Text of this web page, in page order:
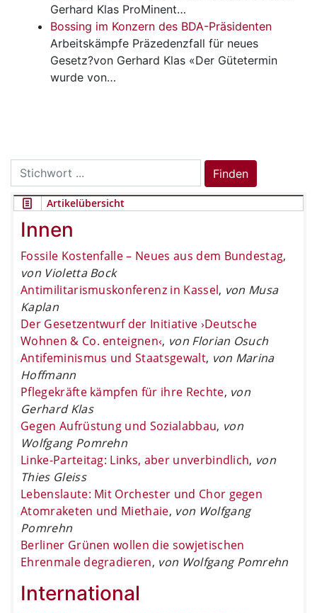
Gerhard Klas ProMinent…
Bossing im Konzern des BDA-Präsidenten
Arbeitskämpfe Präzedenzfall für neues
Gesetz?von Gerhard Klas «Der Gütetermin
wurde von…
Search
for:
Finden
Artikelübersicht
Innen
Fossile Kostenfalle – Neues aus dem Bundestag,
von Violetta Bock
Antimilitarismuskonferenz in Kassel, von Musa
Kaplan
Der Gesetzentwurf der Initiative ›Deutsche
Wohnen & Co. enteignen‹, von Florian Osuch
Antifeminismus und Staatsgewalt, von Marina
Hoffmann
Pflegekräfte kämpfen für ihre Rechte, von
Gerhard Klas
Gegen Aufrüstung und Sozialabbau, von
Wolfgang Pomrehn
Linke-Parteitag: Links, aber unverbindlich, von
Thies Gleiss
Lebenslaute: Mit Orchester und Chor gegen
Atomraketen und Miethaie, von Wolfgang
Pomrehn
Berliner Grünen wollen die sowjetischen
Ehrenmale degradieren, von Wolfgang Pomrehn
International